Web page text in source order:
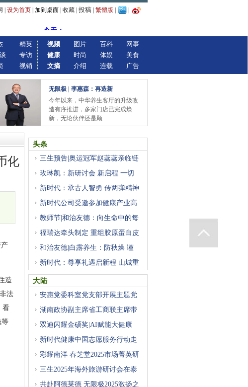
设为首页 加到桌面 收藏 投稿 繁體版
精英
专访
视销
视频
健康
文摘
图片
时尚
介绍
百科
体娱
连载
网事
美食
广告
无限极 | 李惠森：再造新
今年以来，中华养生客厅的升级改
造有序推进，多家门店已完成焕
新，无论伙伴还是顾
化
造
法
看
等
头条
三生预告|奥运冠军赵蕊蕊亲临链
玫琳凯：新研讨会 新启程 一切
新时代：承古人智勇 传两弹精神
新时代公司受邀参加健康产业高
教师节|和治友德：向生命中的每
福瑞达牵头制定 重组胶原蛋白皮
和治友德|白露养生：防秋燥 谨
新时代：尊享礼遇启新程 山城重
大陆
安惠党委科室党支部开展主题党
湖南政协副主席省工商联主席带
双迪闪耀金硕奖|AI赋能大健康
新时代健康中国志愿服务行动走
彩耀南洋 春芝堂2025市场菁英研
三生2025年海外旅游研讨会在泰
共赴阿德莱德 无限极2025激扬之